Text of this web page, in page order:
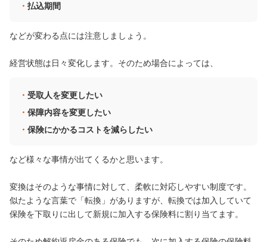
払込期間
などが変わる点には注意しましょう。
経営状態は日々変化します。そのため場合によっては、
受取人を変更したい
保障内容を変更したい
保険にかかるコストを減らしたい
など様々な事情が出てくるかと思います。
変換はそのような事情に対して、柔軟に対応しやすい制度です。
似たような言葉で「転換」がありますが、転換では加入していて
保険を下取りに出して新規に加入する保険料に割り当てます。